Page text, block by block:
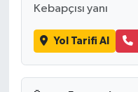
Kebapçısı yanı
Yol Tarifi Al